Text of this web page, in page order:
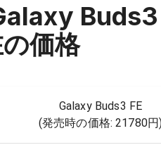
Buds3
価格
Galaxy Buds3 FE
(発売時の価格:21780円